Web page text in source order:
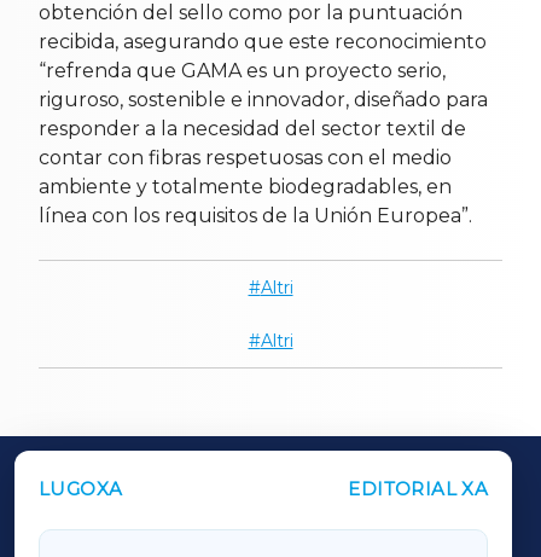
obtención del sello como por la puntuación
recibida, asegurando que este reconocimiento
“refrenda que GAMA es un proyecto serio,
riguroso, sostenible e innovador, diseñado para
responder a la necesidad del sector textil de
contar con fibras respetuosas con el medio
ambiente y totalmente biodegradables, en
línea con los requisitos de la Unión Europea”.
Altri
Altri
LUGOXA EDITORIAL XA
OUTROS PERIÓDICOS